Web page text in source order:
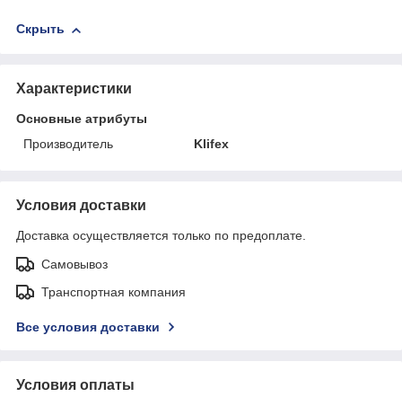
Скрыть
Характеристики
Основные атрибуты
Производитель
Klifex
Условия доставки
Доставка осуществляется только по предоплате.
Самовывоз
Транспортная компания
Все условия доставки
Условия оплаты